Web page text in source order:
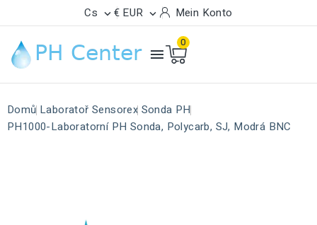
Cs  € EUR  Mein Konto

0
Domů Laboratoř Sensorex Sonda PH
PH1000-Laboratorní PH Sonda, Polycarb, SJ, Modrá BNC